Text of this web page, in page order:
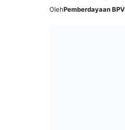
OlehPemberdayaan